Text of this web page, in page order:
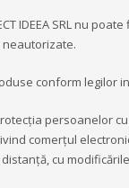
IDEEA SRL nu poate
conform legilor
persoanelor
comerțul
cu